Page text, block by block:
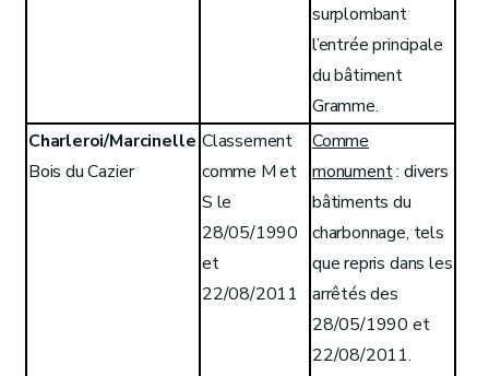
surplombant
l’entrée principale
du bâtiment
Gramme.
Charleroi/Marcinelle
Bois du Cazier
Classement
comme M et
S le
28/05/1990
et
22/08/2011
Comme
monument: divers
bâtiments du
charbonnage, tels
que repris dans les
arrêtés des
28/05/1990 et
22/08/2011.